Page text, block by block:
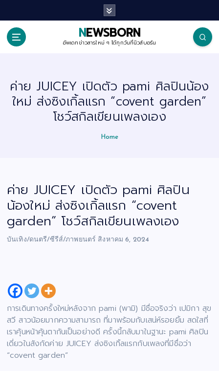
i
NEWSBORN
อัพเดทข่าวสารใหม่ ๆ ได้ทุกวันที่นิวส์บอร์น
ค่าย JUICEY เปิดตัว pami ศิลปินน้อง
ใหม่ ส่งซิงเกิ้ลแรก “covent garden”
โชว์สกิลเขียนเพลงเอง
Home
ค่าย JUICEY เปิดตัว pami ศิลปิน
น้องใหม่ ส่งซิงเกิ้ลแรก “covent
garden” โชว์สกิลเขียนเพลงเอง
บันเทิง/ดนตรี/ซีรีส์/ภาพยนตร์ สิงหาคม 6, 2024
การเดินทางครั้งใหม่หลังจาก pami (พามิ) มีชื่อจริงว่า เปมิกา สุข
สวี สาวน้อยมากความสามารถ ที่มาพร้อมกับเสน่ห์รอยยิ้ม สดใสที่
เราคุ้นหน้าคุ้นตากันเป็นอย่างดี ครั้งนี้กลับมาในฐานะ pami ศิลปิน
เดี่ยวในสังกัดค่าย JUICEY ส่งซิงเกิ้ลแรกกับเพลงที่มีชื่อว่า
“covent garden”